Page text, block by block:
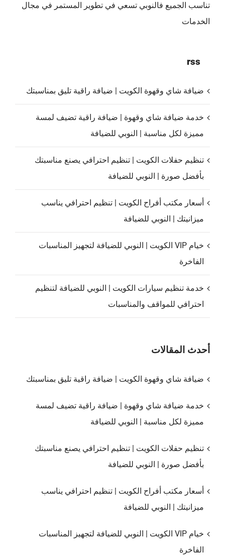
تناسب الجميع فالنوبي تسعي في تطوير المستمر في مجال
الخدمات
rss
ضيافة شاي وقهوة الكويت | ضيافة راقية تليق بمناسبتك
خدمة ضيافة شاي وقهوة | ضيافة راقية تضيف لمسة
مميزة لكل مناسبة | النوبي للضيافة
تنظيم حفلات الكويت | تنظيم احترافي يصنع مناسبتك
بأفضل صورة | النوبي للضيافة
أسعار مكتب أفراح الكويت | تنظيم احترافي يناسب
ميزانيتك | النوبي للضيافة
خيام VIP الكويت | النوبي للضيافة لتجهيز المناسبات
الفاخرة
خدمة تنظيم سيارات الكويت | النوبي للضيافة لتنظيم
احترافي للمواقف والمناسبات
أحدث المقالات
ضيافة شاي وقهوة الكويت | ضيافة راقية تليق بمناسبتك
خدمة ضيافة شاي وقهوة | ضيافة راقية تضيف لمسة
مميزة لكل مناسبة | النوبي للضيافة
تنظيم حفلات الكويت | تنظيم احترافي يصنع مناسبتك
بأفضل صورة | النوبي للضيافة
أسعار مكتب أفراح الكويت | تنظيم احترافي يناسب
ميزانيتك | النوبي للضيافة
خيام VIP الكويت | النوبي للضيافة لتجهيز المناسبات
الفاخرة